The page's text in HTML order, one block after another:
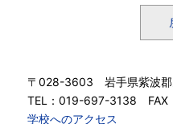
〒028-3603 岩手県紫波郡
TEL：019-697-3138 FAX
学校へのアクセス